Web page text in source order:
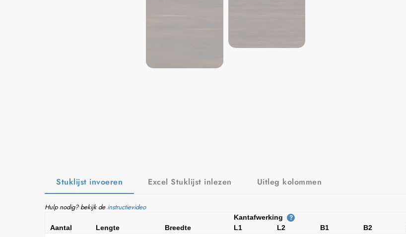
Stuklijst invoeren Excel Stuklijst inlezen Uitleg kolommen
Hulp nodig? bekijk de instructievideo
Kantafwerking ?
Aantal Lengte Breedte L1 L2 B1 B2